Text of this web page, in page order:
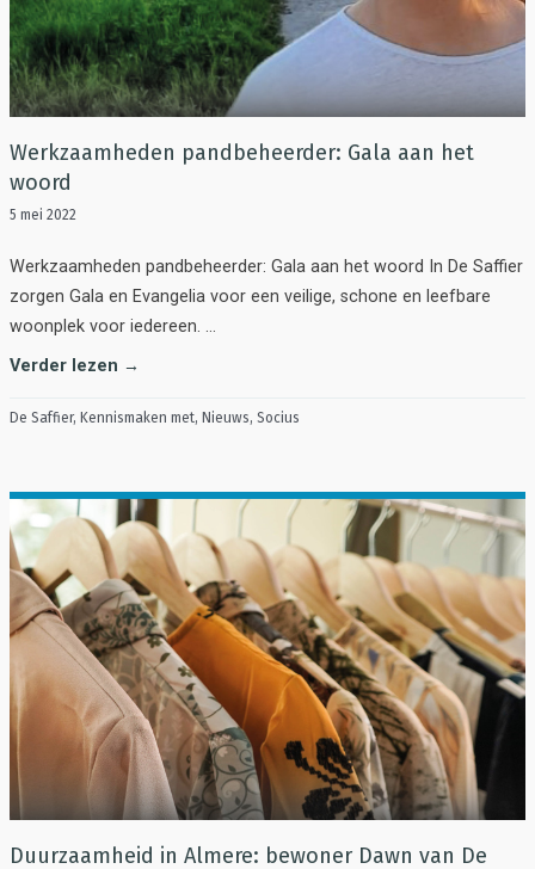
Werkzaamheden pandbeheerder: Gala aan het
woord
5 mei 2022
Werkzaamheden pandbeheerder: Gala aan het woord In De Saffier
zorgen Gala en Evangelia voor een veilige, schone en leefbare
woonplek voor iedereen. …
Verder lezen →
De Saffier, Kennismaken met, Nieuws, Socius
Duurzaamheid in Almere: bewoner Dawn van De